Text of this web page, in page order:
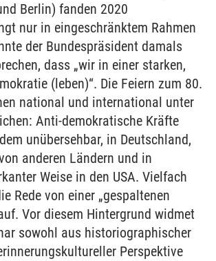
Berlin) fanden 2020
nur in eingeschränktem Rahmen
der Bundespräsident damals
dass „wir in einer starken,
(leben)“. Die Feiern zum 80.
national und international unter
Anti-demokratische Kräfte
unübersehbar, in Deutschland,
anderen Ländern und in
Weise in den USA. Vielfach
Rede von einer „gespaltenen
Vor diesem Hintergrund widmet
sowohl aus historiographischer
Perspektive